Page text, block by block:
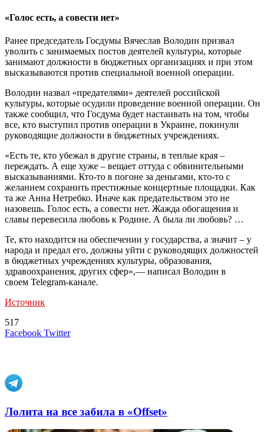
«Голос есть, а совести нет»
Ранее председатель Госдумы Вячеслав Володин призвал
уволить с занимаемых постов деятелей культуры, которые
занимают должности в бюджетных организациях и при этом
высказываются против специальной военной операции.
Володин назвал «предателями» деятелей российской
культуры, которые осудили проведение военной операции. Он
также сообщил, что Госдума будет настаивать на том, чтобы
все, кто выступил против операции в Украине, покинули
руководящие должности в бюджетных учреждениях.
«Есть те, кто убежал в другие страны, в теплые края –
переждать. А еще хуже – вещает оттуда с обвинительными
высказываниями. Кто-то в погоне за деньгами, кто-то с
желанием сохранить престижные концертные площадки. Как
та же Анна Нетребко. Иначе как предательством это не
назовешь. Голос есть, а совести нет. Жажда обогащения и
славы перевесила любовь к Родине. А была ли любовь? …
Те, кто находится на обеспечении у государства, а значит – у
народа и предал его, должны уйти с руководящих должностей
в бюджетных учреждениях культуры, образования,
здравоохранения, других сфер»,— написал Володин в
своем Telegram-канале.
Источник
517
Facebook TwitterLinkedIn
Tumblr
Reddit
Вконтакте
Одноклассники
Skype
Messenger
Messenger
WhatsApp
Telegram
Viber
Line
Поделиться
Печатать
Лолита на все забила в «Offset»